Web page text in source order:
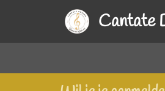
hoofdinhoud
Cantate